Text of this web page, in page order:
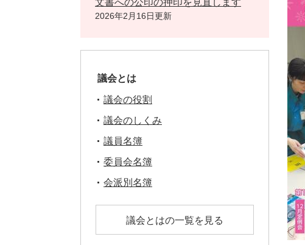
文書への公印の押印を見直します
2026年2月16日更新
議会とは
議会の役割
議会のしくみ
議員名簿
委員会名簿
会派別名簿
議会とはの一覧を見る